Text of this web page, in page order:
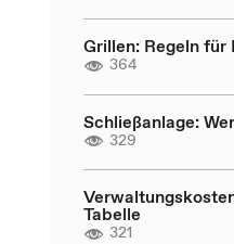
Grillen: Regeln für
364
Schließanlage:
329
Tabelle
321